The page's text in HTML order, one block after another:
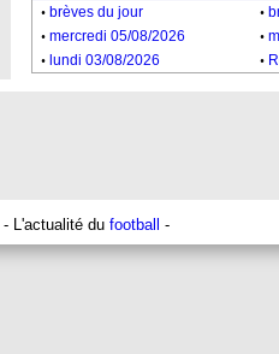
... Liste des brèves du dim. 22 août
Liste des brèves du sam. 21 août
. brèves du jour .
. mercredi 05/08/2026 .
. lundi 03/08/2026 .
- L'actualité du football -